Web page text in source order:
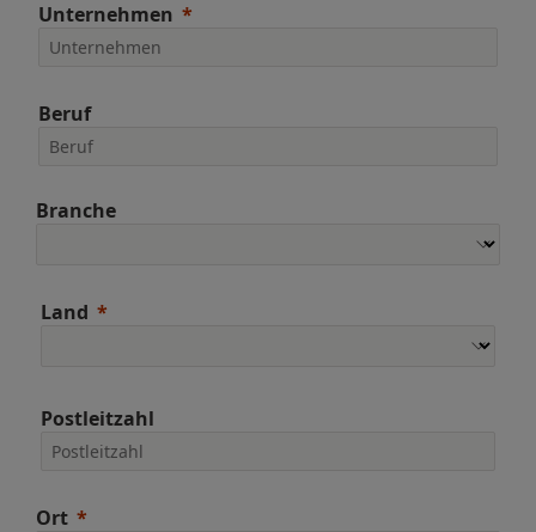
Unternehmen
Beruf
Branche
Land
Postleitzahl
Ort